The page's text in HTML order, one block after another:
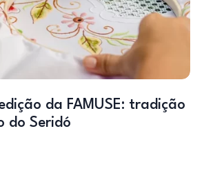
da FAMUSE: tradição
do Seridó